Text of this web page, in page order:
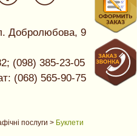
Добролюбова, 9
(098) 385-23-05
(068) 565-90-75
послуги > Буклети